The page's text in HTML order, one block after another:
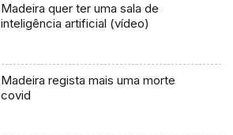
Madeira quer ter uma sala de
inteligência artificial (vídeo)
Madeira regista mais uma morte
covid